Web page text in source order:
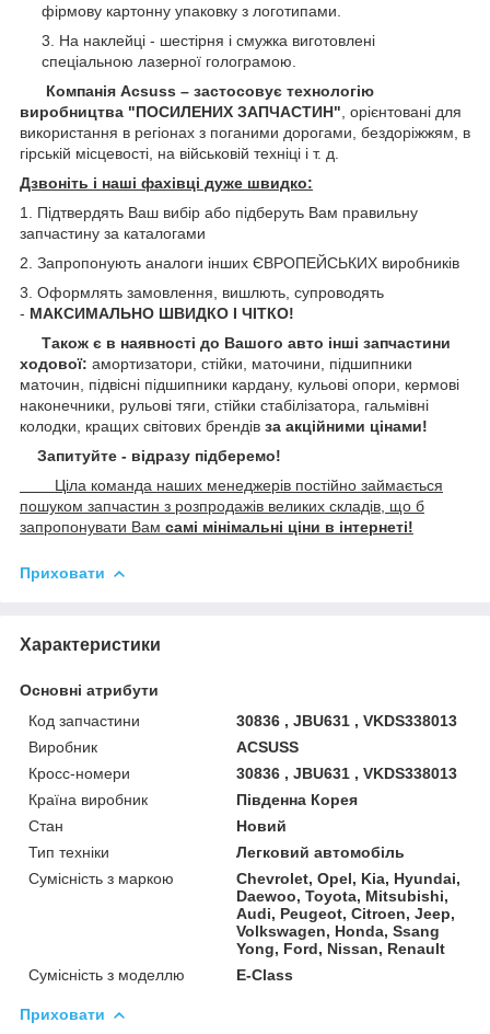
фірмову картонну упаковку з логотипами.
На наклейці - шестірня і смужка виготовлені
спеціальною лазерної голограмою.
Компанія Acsuss – застосовує технологію
виробництва "ПОСИЛЕНИХ ЗАПЧАСТИН" , орієнтовані для
використання в регіонах з поганими дорогами, бездоріжжям, в
гірській місцевості, на військовій техніці і т. д.
Дзвоніть і наші фахівці дуже швидко:
1. Підтвердять Ваш вибір або підберуть Вам правильну
запчастину за каталогами
2. Запропонують аналоги інших ЄВРОПЕЙСЬКИХ виробників
3. Оформлять замовлення, вишлють, супроводять
- МАКСИМАЛЬНО ШВИДКО І ЧІТКО!
Також є в наявності до Вашого авто інші запчастини
ходової: амортизатори, стійки, маточини, підшипники
маточин, підвісні підшипники кардану, кульові опори, кермові
наконечники, рульові тяги, стійки стабілізатора, гальмівні
колодки, кращих світових брендів за акційними цінами!
Запитуйте - відразу підберемо!
Ціла команда наших менеджерів постійно займається
пошуком запчастин з розпродажів великих складів, що б
запропонувати Вам самі мінімальні ціни в інтернеті!
Приховати
Характеристики
Основні атрибути
Код запчастини
30836 , JBU631 , VKDS338013
Виробник
ACSUSS
Кросс-номери
30836 , JBU631 , VKDS338013
Країна виробник
Південна Корея
Стан
Новий
Тип техніки
Легковий автомобіль
Сумісність з маркою
Chevrolet, Opel, Kia, Hyundai,
Daewoo, Toyota, Mitsubishi,
Audi, Peugeot, Citroen, Jeep,
Volkswagen, Honda, Ssang
Yong, Ford, Nissan, Renault
Сумісність з моделлю
E-Class
Приховати